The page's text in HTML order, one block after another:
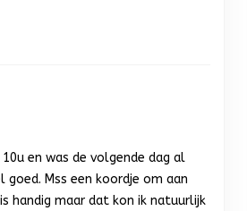
en was de volgende dag al
goed. Mss een koordje om aan
handig maar dat kon ik natuurlijk